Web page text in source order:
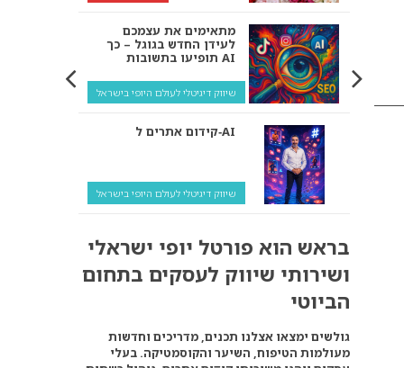
מתאימים את עצמכם
לעידן החדש בגוגל – כך
תופיעו בתשובות AI
שיווק דיגיטלי לעולם היופי בישראל
קידום אתרים ל‑AI
שיווק דיגיטלי לעולם היופי בישראל
ולמה העסק שלך צריך
להתאים את עצמו אליהם?
קידום ל‑AI לעומת קידום
רגיל: איפה הכסף נמצא
באמת?
בראש הוא פורטל יופי ישראלי
ושירותי שיווק לעסקים בתחום
הביוטי
גולשים ימצאו אצלנו תכנים, מדריכים וחדשות
מעולמות הטיפוח, השיער והקוסמטיקה. בעלי